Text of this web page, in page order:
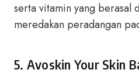
serta vitamin yang berasal
meredakan peradangan
5. Avoskin Your Skin